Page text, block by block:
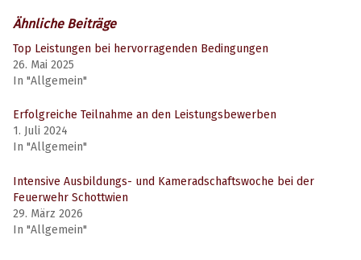
Ähnliche Beiträge
Top Leistungen bei hervorragenden Bedingungen
26. Mai 2025
In "Allgemein"
Erfolgreiche Teilnahme an den Leistungsbewerben
1. Juli 2024
In "Allgemein"
Intensive Ausbildungs- und Kameradschaftswoche bei der
Feuerwehr Schottwien
29. März 2026
In "Allgemein"